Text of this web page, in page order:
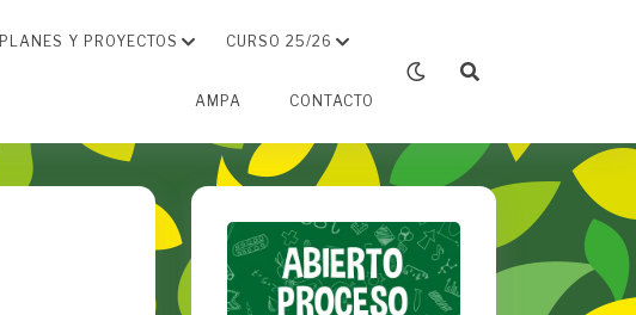
PLANES Y PROYECTOS CURSO 25/26
AMPA CONTACTO